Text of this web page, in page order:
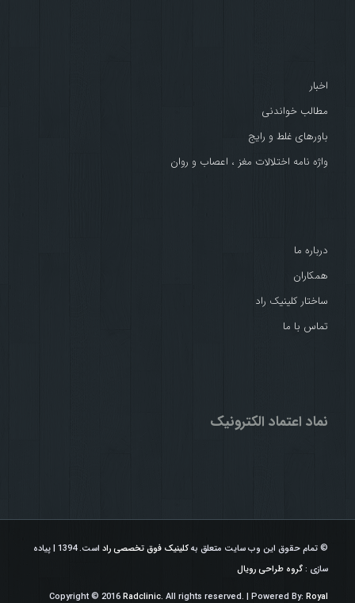
اخبار
مطالب خواندنی
باورهای غلط و رایج
واژه نامه اختلالات مغز ، اعصاب و روان
درباره ما
همکاران
ساختار کلینیک راد
تماس با ما
نماد اعتماد الکترونیک
© تمام حقوق این وب سایت متعلق بهکلینیک فوق تخصصی راد
است. 1394 | پیاده
سازی :گروه طراحی رویال
Copyright © 2016Radclinic. All rights reserved. | Powered By:Royal